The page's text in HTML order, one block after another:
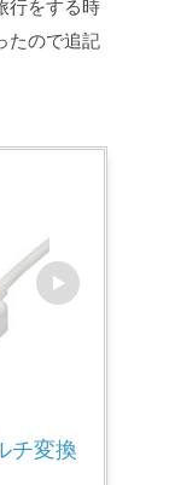
行をする時
たので追記
チ変換